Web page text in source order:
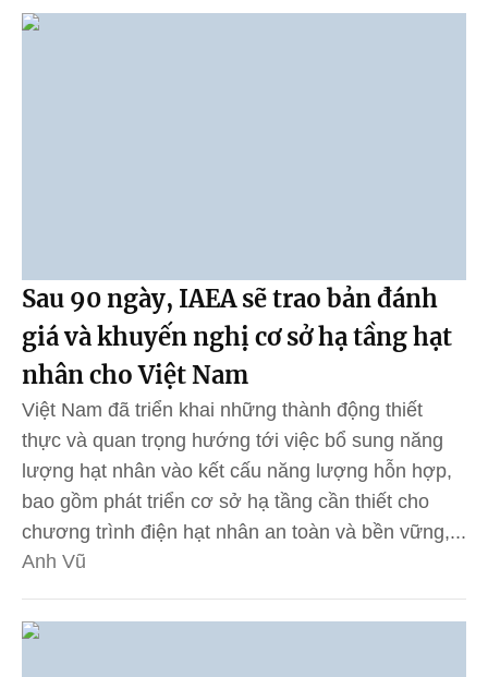
Sau 90 ngày, IAEA sẽ trao bản đánh
giá và khuyến nghị cơ sở hạ tầng hạt
nhân cho Việt Nam
Việt Nam đã triển khai những thành động thiết
thực và quan trọng hướng tới việc bổ sung năng
lượng hạt nhân vào kết cấu năng lượng hỗn hợp,
bao gồm phát triển cơ sở hạ tầng cần thiết cho
chương trình điện hạt nhân an toàn và bền vững,...
Anh Vũ